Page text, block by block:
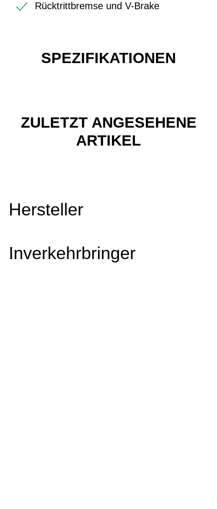
Rücktrittbremse und V-Brake
SPEZIFIKATIONEN
ZULETZT ANGESEHENE
ARTIKEL
Hersteller
Inverkehrbringer